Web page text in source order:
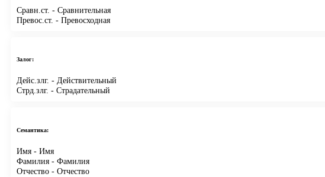
Сравн.ст. - Сравнительная
Превос.ст. - Превосходная
Залог:
Дейс.злг. - Действительный
Стрд.злг. - Страдательный
Семантика:
Имя - Имя
Фамилия - Фамилия
Отчество - Отчество